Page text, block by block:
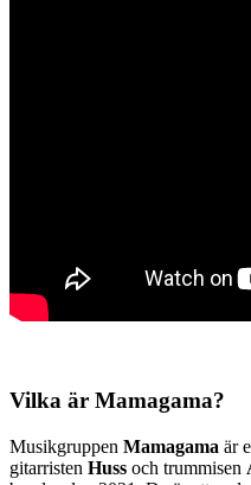
Vilka är Mamagama?
Musikgruppen Mamagama är
gitarristen Huss och trummisen